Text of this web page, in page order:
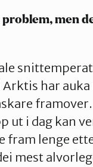
men
Arktis har
ut i dag kan
fram lenge
mest